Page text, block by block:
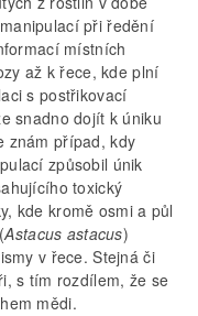
při ředění
místních
až k řece, kde plní
s postřikovací
snadno dojít k úniku
znám případ, kdy
způsobil únik
toxický
kde kromě osmi a půl
Astacus astacus)
v řece. Stejná či
s tím rozdílem, že se
mědi.